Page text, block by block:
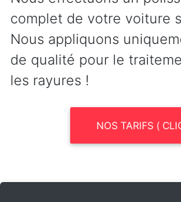
complet de votre voiture
Nous appliquons
de qualité pour le
les rayures !
NOS TARIFS (